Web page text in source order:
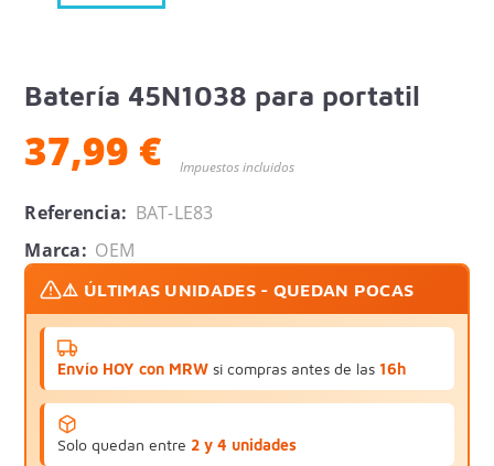
Batería 45N1038 para portatil
37,99 € Impuestos incluidos
Referencia: BAT-LE83
Marca: OEM
⚠️ ÚLTIMAS UNIDADES - QUEDAN POCAS
Envío HOY con MRW si compras antes de las 16h
Solo quedan entre 2 y 4 unidades